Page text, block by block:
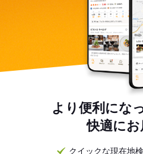
より便利にな
快適にお
クイックな現在地